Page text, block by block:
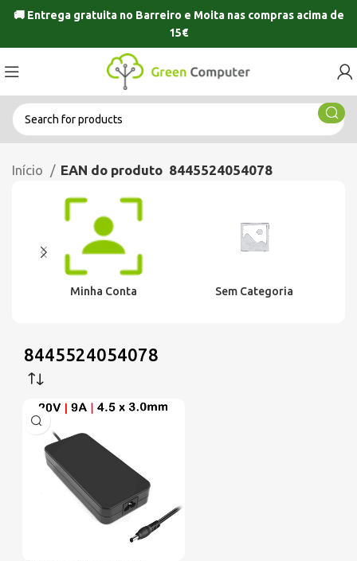
🚚 Entrega gratuita no Barreiro e Moitanas compras acima de
15€
Início EAN do produto 8445524054078
Minha Conta Sem Categoria
8445524054078